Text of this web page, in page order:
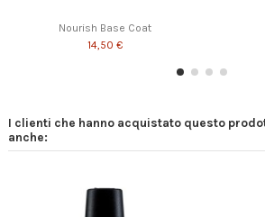
Nourish Base Coat
14,50 €
I clienti che hanno acquistato questo
anche: